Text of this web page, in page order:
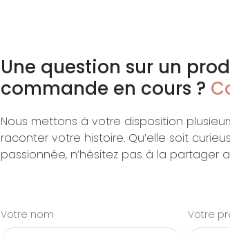
Une question sur un
commande en cours ?
Nous mettons à votre disposition
raconter votre histoire. Qu’elle soit
passionnée, n’hésitez pas à la partager
Votre nom Votre